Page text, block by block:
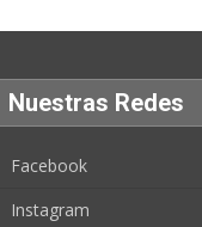
Nuestras Redes
Facebook
Instagram